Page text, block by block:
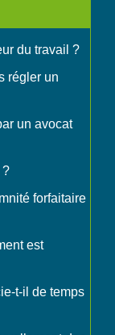
du travail ?
régler un
un avocat
?
forfaitaire
est
t-il de temps